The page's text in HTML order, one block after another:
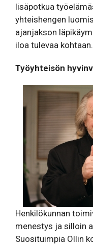
lisäpotkua
yhteishengen
ajanjakson
iloa tulevaa kohtaan.
Työyhteisön
Henkilökunnan
menestys ja silloin
Suosituimpia Ollin